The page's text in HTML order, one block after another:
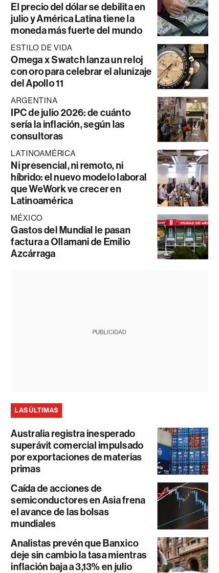
El precio del dólar se debilita en
julio y América Latina tiene la
moneda más fuerte del mundo
ESTILO DE VIDA
Omega x Swatch lanza un reloj
con oro para celebrar el alunizaje
del Apollo 11
ARGENTINA
IPC de julio 2026: de cuánto
sería la inflación, según las
consultoras
LATINOAMÉRICA
Ni presencial, ni remoto, ni
híbrido: el nuevo modelo laboral
que WeWork ve crecer en
Latinoamérica
MÉXICO
Gastos del Mundial le pasan
factura a Ollamani de Emilio
Azcárraga
PUBLICIDAD
LAS ÚLTIMAS
Australia registra inesperado
superávit comercial impulsado
por exportaciones de materias
primas
Caída de acciones de
semiconductores en Asia frena
el avance de las bolsas
mundiales
Analistas prevén que Banxico
deje sin cambio la tasa mientras
inflación baja a 3,13% en julio